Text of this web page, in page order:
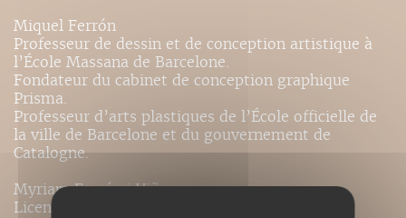
Miquel Ferrón
Professeur de dessin et de conception artistique à
l’École Massana de Barcelone.
Fondateur du cabinet de conception graphique
Prisma.
Professeur d’arts plastiques de l’École officielle de
la ville de Barcelone et du gouvernement de
Catalogne.
Myriam Ferrón i Viñas
Licenciée en arts plastiques et dessin de l’École